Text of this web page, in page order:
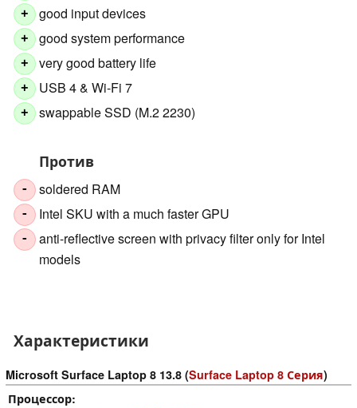
+ good input devices
+ good system performance
+ very good battery life
+ USB 4 & Wi-Fi 7
+ swappable SSD (M.2 2230)
Против
- soldered RAM
- Intel SKU with a much faster GPU
-
anti-reflective screen with privacy filter only for Intel
models
Характеристики
Microsoft Surface Laptop 8 13.8 (Surface Laptop 8 Серия)
Процессор